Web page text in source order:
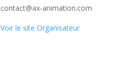
contact@ax-animation.com
Voir le site Organisateur